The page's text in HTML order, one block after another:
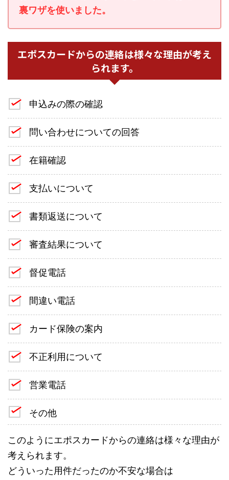
裏ワザを使いました。
エポスカードからの連絡は様々な理由が考え
られます。
申込みの際の確認
問い合わせについての回答
在籍確認
支払いについて
書類返送について
審査結果について
督促電話
間違い電話
カード保険の案内
不正利用について
営業電話
その他
このようにエポスカードからの連絡は様々な理由が
考えられます。
どういった用件だったのか不安な場合は